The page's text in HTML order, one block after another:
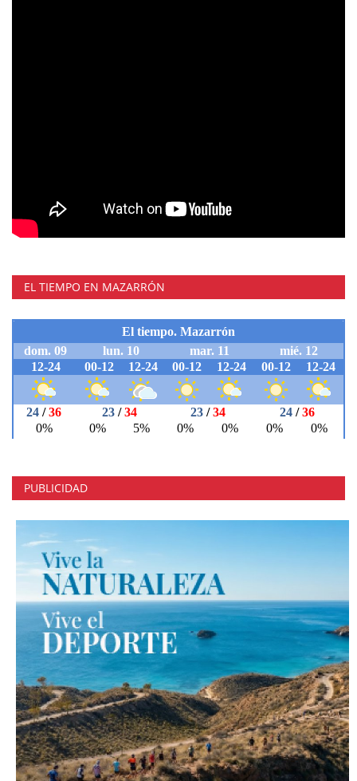
EL TIEMPO EN MAZARRÓN
PUBLICIDAD